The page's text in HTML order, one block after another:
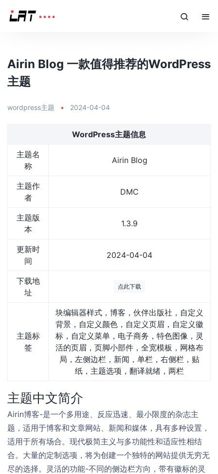
Airin Blog 一款值得推荐的WordPress
主题
wordpress主题 • 2024-04-04
WordPress主题信息
主题名
称
Airin Blog
主题作
者
DMC
主题版
本
1.3.9
更新时
间
2024-04-04
下载地
址
点此下载
主题标
签
块编辑器样式，博客，伙伴出版社，自定义
背景，自定义颜色，自定义页眉，自定义徽
标，自定义菜单，电子商务，特色图像，灵
活的页眉，页脚小部件，全宽模板，网格布
局，左侧边栏，新闻，单栏，右侧栏，贴
纸，主题选项，翻译就绪，两栏
主题中文简介
Airin博客-是一个多用途、反应迅速、最小限度的杂志主
题，适用于博客和文章网站、新闻和媒体，具有多种设置，
适用于所有场合。现代极简主义与多功能性和适应性相结
合。大量的定制选项，将为创建一个独特的网站提供无穷无
尽的选择。灵活的功能-不同的侧边栏方向，带有徽标的灵